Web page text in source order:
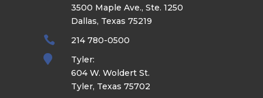
3500 Maple Ave., Ste. 1250
Dallas, Texas 75219
 214 780-0500

Tyler:
604 W. Woldert St.
Tyler, Texas 75702